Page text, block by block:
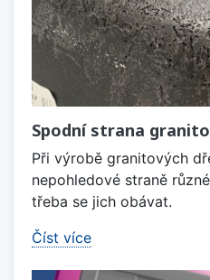
Spodní strana
Při výrobě granitových
nepohledové straně
třeba se jich obávat.
Číst více